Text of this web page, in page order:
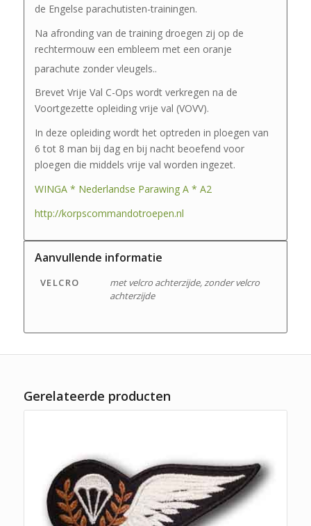
de Engelse parachutisten-trainingen.
Na afronding van de training droegen zij op de
rechtermouw een embleem met een oranje
parachute zonder vleugels..
Brevet Vrije Val C-Ops wordt verkregen na de
Voortgezette opleiding vrije val (VOVV).
In deze opleiding wordt het optreden in ploegen van
6 tot 8 man bij dag en bij nacht beoefend voor
ploegen die middels vrije val worden ingezet.
WINGA * Nederlandse Parawing A * A2
http://korpscommandotroepen.nl
Aanvullende informatie
VELCRO
met velcro achterzijde, zonder velcro
achterzijde
Gerelateerde producten